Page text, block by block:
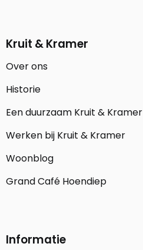
Kruit & Kramer
Over ons
Historie
Een duurzaam Kruit & Kramer
Werken bij Kruit & Kramer
Woonblog
Grand Café Hoendiep
Informatie